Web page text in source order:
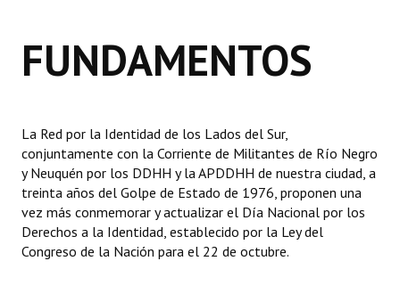
Resoluciones de Presidencia
Antiguos Pobladores
Noticias Destacadas
Registros y Distinciones
Datos Históricos
FUNDAMENTOS
La Red por la Identidad de los Lados del Sur,
conjuntamente con la Corriente de Militantes de Río Negro
y Neuquén por los DDHH y la APDDHH de nuestra ciudad, a
treinta años del Golpe de Estado de 1976, proponen una
vez más conmemorar y actualizar el Día Nacional por los
Derechos a la Identidad, establecido por la Ley del
Congreso de la Nación para el 22 de octubre.